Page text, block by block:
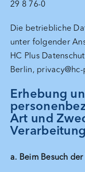
29 8 76-0
Die betriebliche
unter folgender
HC Plus
Berlin,
Erhebung
Art und
Verarbeitung
a. Beim Besuch